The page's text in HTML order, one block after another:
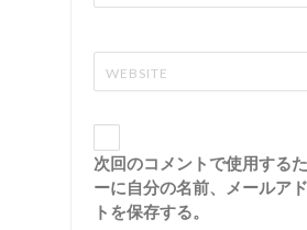
次回のコメントで使用する
ーに自分の名前、メールア
トを保存する。